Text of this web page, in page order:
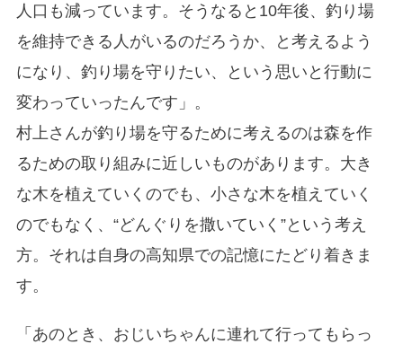
人口も減っています。そうなると10年後、釣り場
を維持できる人がいるのだろうか、と考えるよう
になり、釣り場を守りたい、という思いと行動に
変わっていったんです」。
村上さんが釣り場を守るために考えるのは森を作
るための取り組みに近しいものがあります。大き
な木を植えていくのでも、小さな木を植えていく
のでもなく、“どんぐりを撒いていく”という考え
方。それは自身の高知県での記憶にたどり着きま
す。
「あのとき、おじいちゃんに連れて行ってもらっ